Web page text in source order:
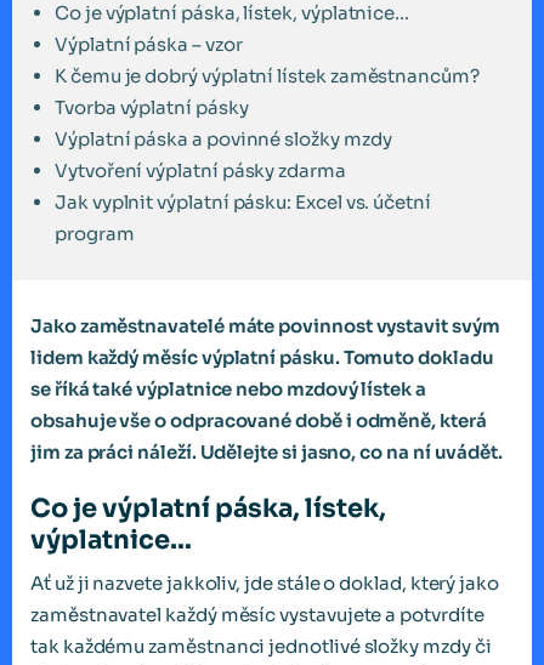
Co je výplatní páska, lístek, výplatnice…
Výplatní páska – vzor
K čemu je dobrý výplatní lístek zaměstnancům?
Tvorba výplatní pásky
Výplatní páska a povinné složky mzdy
Vytvoření výplatní pásky zdarma
Jak vyplnit výplatní pásku: Excel vs. účetní
program
Jako zaměstnavatelé máte povinnost vystavit svým
lidem každý měsíc výplatní pásku. Tomuto dokladu
se říká také výplatnice nebo mzdový lístek a
obsahuje vše o odpracované době i odměně, která
jim za práci náleží. Udělejte si jasno, co na ní uvádět.
Co je výplatní páska, lístek,
výplatnice…
Ať už ji nazvete jakkoliv, jde stále o doklad, který jako
zaměstnavatel každý měsíc vystavujete a potvrdíte
tak každému zaměstnanci jednotlivé složky mzdy či